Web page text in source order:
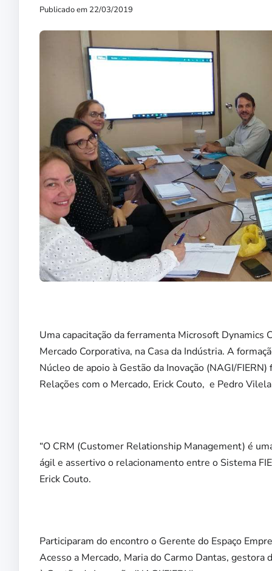
Publicado em 22/03/2019
Uma capacitação da ferramenta Microsoft
Mercado Corporativa, na Casa da Indústria. A
Núcleo de apoio à Gestão da Inovação (NAGI/
Relações com o Mercado, Erick Couto, e Pedro
“O CRM (Customer Relationship Management) é
ágil e assertivo o relacionamento entre o Sistema
Erick Couto.
Participaram do encontro o Gerente do Espaço
Acesso a Mercado, Maria do Carmo Dantas,